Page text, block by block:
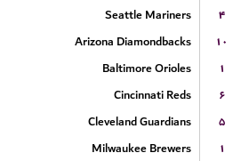
Seattle Mariners
۴
Arizona Diamondbacks
۱۰
Baltimore Orioles
۱
Cincinnati Reds
۶
Cleveland Guardians
۵
Milwaukee Brewers
۱